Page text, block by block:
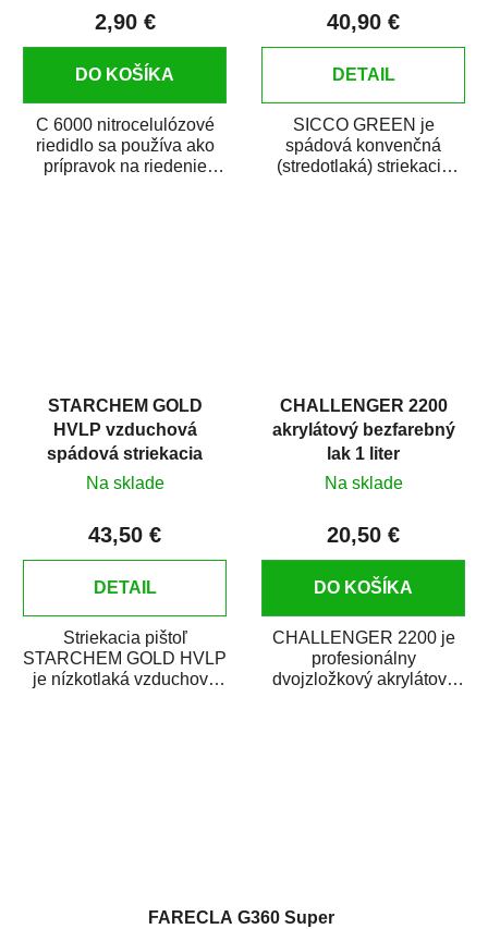
2,90 €
DO KOŠÍKA
C 6000 nitrocelulózové
riedidlo sa používa ako
prípravok na riedenie
40,90 €
DETAIL
SICCO GREEN je
spádová konvenčná
(stredotlaká) striekacia
STARCHEM GOLD
HVLP vzduchová
spádová striekacia
pištoľ
Na sklade
43,50 €
DETAIL
Striekacia pištoľ
STARCHEM GOLD HVLP
je nízkotlaká vzduchová
CHALLENGER 2200
akrylátový bezfarebný
lak 1 liter
Na sklade
20,50 €
DO KOŠÍKA
CHALLENGER 2200 je
profesionálny
dvojzložkový akrylátový
FARECLA G360 Super